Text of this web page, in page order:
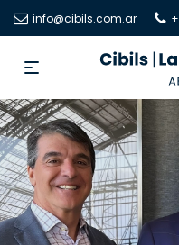
info@cibils.com.ar